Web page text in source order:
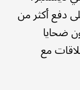
على دفع أكثر من
ضحايا
مع